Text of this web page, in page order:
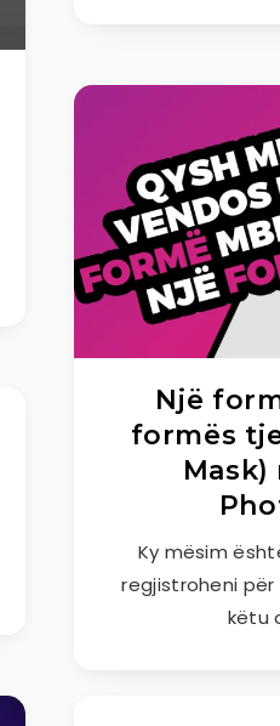
Një
formës
Mask)
Ky mësim
regjistroheni për
këtu